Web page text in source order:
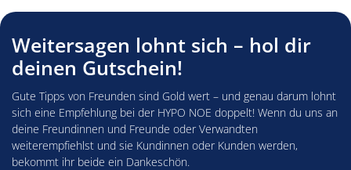
Weitersagen lohnt sich – hol dir
deinen Gutschein!
Gute Tipps von Freunden sind Gold wert – und genau darum lohnt
sich eine Empfehlung bei der HYPO NOE doppelt! Wenn du uns an
deine Freundinnen und Freunde oder Verwandten
weiterempfiehlst und sie Kundinnen oder Kunden werden,
bekommt ihr beide ein Dankeschön.